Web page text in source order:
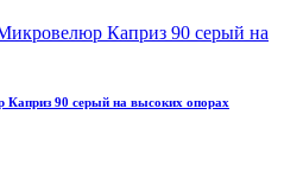
90 серый на высоких опорах